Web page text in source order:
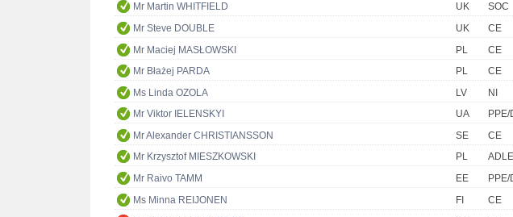
Mr Martin WHITFIELD
UK
SOC
Mr Steve DOUBLE
UK
CE
Mr Maciej MASŁOWSKI
PL
CE
Mr Błażej PARDA
PL
CE
Ms Linda OZOLA
LV
NI
Mr Viktor IELENSKYI
UA
PPE/
Mr Alexander CHRISTIANSSON
SE
CE
Mr Krzysztof MIESZKOWSKI
PL
ADLE
Mr Raivo TAMM
EE
PPE/
Ms Minna REIJONEN
FI
CE